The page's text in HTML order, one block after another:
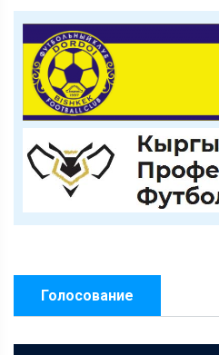
Голосование